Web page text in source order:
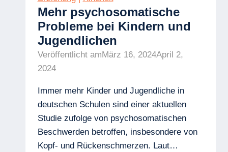
Mehr psychosomatische
Probleme bei Kindern und
Jugendlichen
Veröffentlicht amMärz 16, 2024April 2,
2024
Immer mehr Kinder und Jugendliche in
deutschen Schulen sind einer aktuellen
Studie zufolge von psychosomatischen
Beschwerden betroffen, insbesondere von
Kopf- und Rückenschmerzen. Laut…